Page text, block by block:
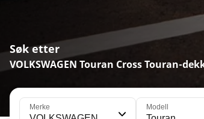
Søk etter
VOLKSWAGEN Touran Cross Touran-
Merke Modell